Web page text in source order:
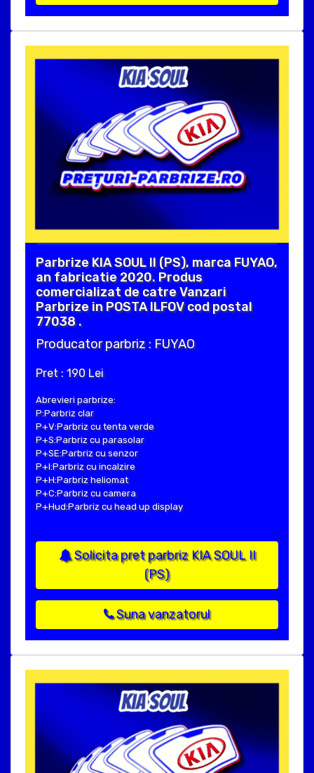
Parbrize KIA SOUL II (PS), marca FUYAO,
an fabricatie 2020. Produs
comercializat de catre Vanzari
Parbrize in POSTA ILFOV cod postal
77038 .
Producator parbriz : FUYAO
Pret : 190 Lei
Abrevieri parbrize:
P:Parbriz clar
P+V:Parbriz cu tenta verde
P+S:Parbriz cu parasolar
P+SE:Parbriz cu senzor
P+I:Parbriz cu incalzire
P+H:Parbriz heliomat
P+C:Parbriz cu camera
P+Hud:Parbriz cu head up display
Solicita pret parbriz KIA SOUL II
(PS)
Suna vanzatorul